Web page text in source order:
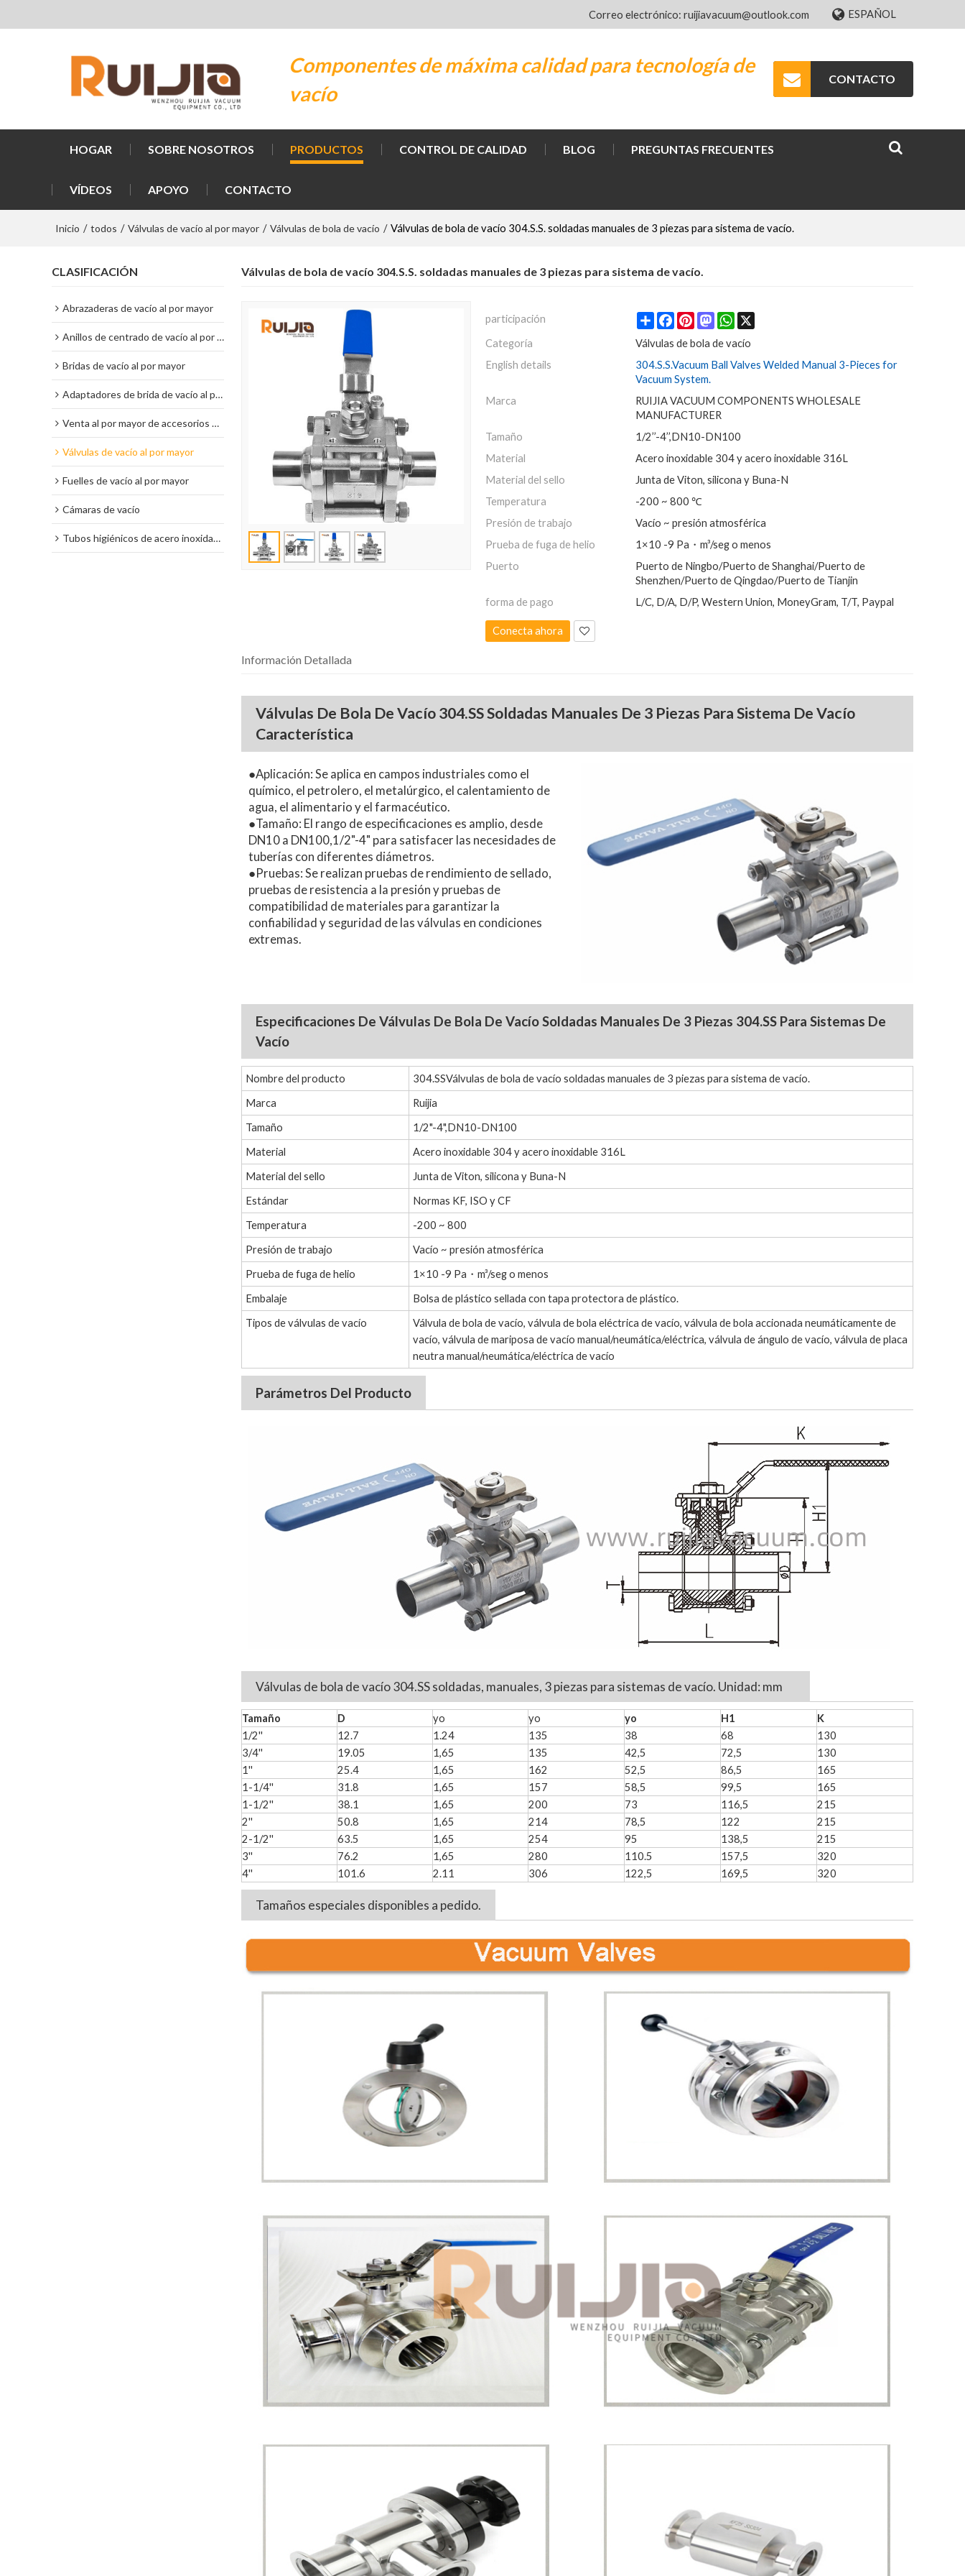
Correo electrónico: ruijiavacuum@outlook.com ESPAÑOL
Componentes de máxima calidad para tecnología de
vacío
CONTACTO
HOGAR SOBRE NOSOTROS PRODUCTOS CONTROL DE CALIDAD BLOG PREGUNTAS FRECUENTES
VÍDEOS APOYO CONTACTO
Inicio / todos / Válvulas de vacío al por mayor / Válvulas de bola de vacío / Válvulas de bola de vacío 304.S.S. soldadas manuales de 3 piezas para sistema de vacío.
CLASIFICACIÓN
Abrazaderas de vacío al por mayor
Anillos de centrado de vacío al por mayor
Bridas de vacío al por mayor
Adaptadores de brida de vacío al por mayor
Venta al por mayor de accesorios de vacío
Válvulas de vacío al por mayor
Fuelles de vacío al por mayor
Cámaras de vacío
Tubos higiénicos de acero inoxidable
Válvulas de bola de vacío 304.S.S. soldadas manuales de 3 piezas para sistema de vacío.
participación ShareFacebook
Pinterest
Mastodon
WhatsApp
X
Categoría
Válvulas de bola de vacío
English details
304.S.S.Vacuum Ball Valves Welded Manual 3-Pieces for
Vacuum System.
Marca
RUIJIA VACUUM COMPONENTS WHOLESALE
MANUFACTURER
Tamaño
1/2’’-4’’,DN10-DN100
Material
Acero inoxidable 304 y acero inoxidable 316L
Material del sello
Junta de Viton, silicona y Buna-N
Temperatura
-200 ~ 800 ℃
Presión de trabajo
Vacío ~ presión atmosférica
Prueba de fuga de helio
1×10 -9 Pa・m³/seg o menos
Puerto
Puerto de Ningbo/Puerto de Shanghai/Puerto de
Shenzhen/Puerto de Qingdao/Puerto de Tianjin
forma de pago
L/C, D/A, D/P, Western Union, MoneyGram, T/T, Paypal
Conecta ahora
Información Detallada
Válvulas De Bola De Vacío 304.SS Soldadas Manuales De 3 Piezas Para Sistema De Vacío
Característica
●Aplicación: Se aplica en campos industriales como el
químico, el petrolero, el metalúrgico, el calentamiento de
agua, el alimentario y el farmacéutico.
●Tamaño: El rango de especificaciones es amplio, desde
DN10 a DN100,1/2"-4" para satisfacer las necesidades de
tuberías con diferentes diámetros.
●Pruebas: Se realizan pruebas de rendimiento de sellado,
pruebas de resistencia a la presión y pruebas de
compatibilidad de materiales para garantizar la
confiabilidad y seguridad de las válvulas en condiciones
extremas.
Especificaciones De Válvulas De Bola De Vacío Soldadas Manuales De 3 Piezas 304.SS Para Sistemas De
Vacío
Nombre del producto
304.SSVálvulas de bola de vacío soldadas manuales de 3 piezas para sistema de vacío.
Marca
Ruijia
Tamaño
1/2"-4",DN10-DN100
Material
Acero inoxidable 304 y acero inoxidable 316L
Material del sello
Junta de Viton, silicona y Buna-N
Estándar
Normas KF, ISO y CF
Temperatura
-200 ~ 800
Presión de trabajo
Vacío ~ presión atmosférica
Prueba de fuga de helio
1×10 -9 Pa・m³/seg o menos
Embalaje
Bolsa de plástico sellada con tapa protectora de plástico.
Tipos de válvulas de vacío
Válvula de bola de vacío, válvula de bola eléctrica de vacío, válvula de bola accionada neumáticamente de
vacío, válvula de mariposa de vacío manual/neumática/eléctrica, válvula de ángulo de vacío, válvula de placa
neutra manual/neumática/eléctrica de vacío
Parámetros Del Producto
Válvulas de bola de vacío 304.SS soldadas, manuales, 3 piezas para sistemas de vacío. Unidad: mm
Tamaño D yo yo yo H1
K
1/2''
12.7 1.24 135 38 68
130
3/4''
19.05 1,65 135 42,5 72,5
130
1''
25.4 1,65 162 52,5 86,5
165
1-1/4''
31.8 1,65 157 58,5 99,5
165
1-1/2''
38.1 1,65 200 73 116,5
215
2''
50.8 1,65 214 78,5 122
215
2-1/2''
63.5 1,65 254 95 138,5
215
3''
76.2 1,65 280 110.5 157,5
320
4''
101.6 2.11 306 122,5 169,5 320
Tamaños especiales disponibles a pedido.